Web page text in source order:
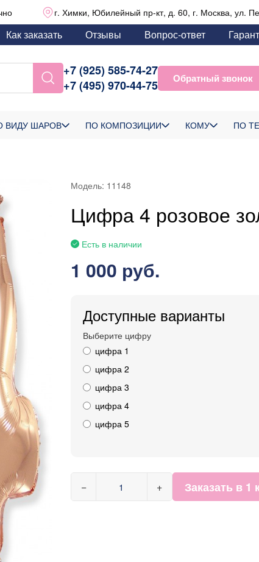
г. Химки, Юбилейный пр-кт, д. 60, г. Москва, ул.
Как заказать Отзывы Вопрос-ответ
+7 (925) 585-74-27
+7 (495) 970-44-75
Обратный звонок
ВИДУ ШАРОВ ПО КОМПОЗИЦИИ КОМУ ПО
Модель: 11148
Цифра 4 розовое
Есть в наличии
1 000 руб.
Доступные варианты
Выберите цифру
цифра 1
цифра 2
цифра 3
цифра 4
цифра 5
− + Заказать в 1